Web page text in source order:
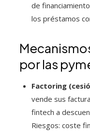
de
los préstamos
por las
Factoring
vende sus
fintech a
Riesgos: coste